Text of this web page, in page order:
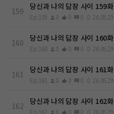
159 당신과 나의 답장 사이 159화
Ep.159 0 0 0 0 26.05.29
160 당신과 나의 답장 사이 160화
Ep.160 0 0 0 0 26.05.29
161 당신과 나의 답장 사이 161화
Ep.161 0 0 0 0 26.05.29
162 당신과 나의 답장 사이 162화
Ep.162 0 0 0 0 26.05.29